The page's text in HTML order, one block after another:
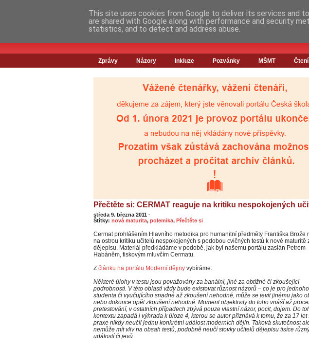
Zprávy Názory Inkluze Pozvánky MŠMT Čtení
Přečtěte si: CERMAT reaguje na kritiku nespokojených
středa 9. března 2011 ·
Štítky: nová maturita, polemika, Přečtěte si
Cermat prohlášením Hlavního metodika pro humanitní předměty Františka Brože
na ostrou kritiku učitelů nespokojených s podobou cvičných testů k nové maturitě
dějepisu. Materiál předkládáme v podobě, jak byl našemu portálu zaslán Petrem
Habáněm, tiskovým mluvčím Cermatu.
Z článku na portálu Moderní dějiny vybíráme:
Některé úlohy v testu jsou považovány za banální, jiné za obtížné či zkoušející
podrobnosti. V této oblasti vždy bude existovat různost názorů – co je pro jednoho
studenta či vyučujícího snadné až zkoušení nehodné, může se jevit jinému jako
nebo dokonce opět zkoušení nehodné. Moment objektivity do toho vnáší až
pretestování, v ostatních případech zbývá pouze vlastní názor, pocit, dojem. Do
kontextu zapadá i výhrada k úloze 4, kterou se autor přiznává k tomu, že za 17 let
praxe nikdy neučil jednu konkrétní událost moderních dějin. Taková skutečnost
nemůže mít vliv na obsah testů, podobně neučí stovky učitelů dějepisu tisíce
událostí či jevů.
This site uses cookies from Google to deliver its services and
are shared with Google along with performance and security
statistics, and to detect and address abuse.